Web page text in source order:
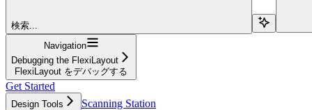
検索...
Navigation
Debugging the FlexiLayout
FlexiLayout をデバッグする
Get Started
Design Tools
Scanning Station